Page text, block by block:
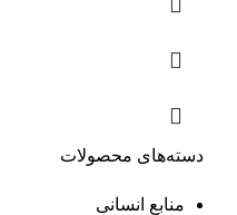
دسته‌های محصولات
منابع انسانی